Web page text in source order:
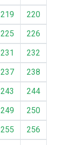
219
220
225
226
231
232
237
238
243
244
249
250
255
256